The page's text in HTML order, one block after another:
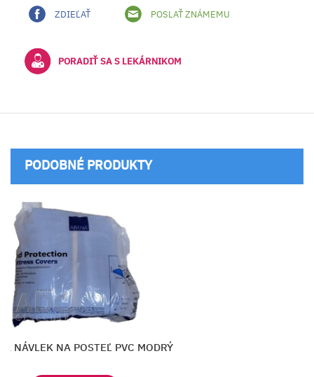
ZDIEĽAŤ POSLAŤ ZNÁMEMU
PORADIŤ SA S LEKÁRNIKOM
PODOBNÉ PRODUKTY
NÁVLEK NA POSTEĽ PVC MODRÝ